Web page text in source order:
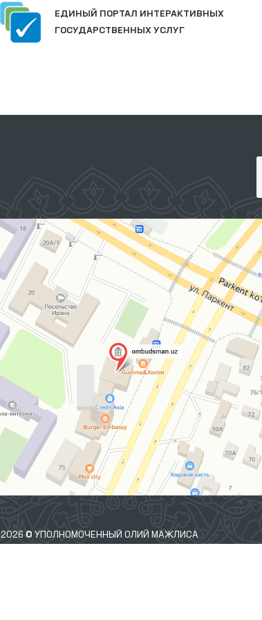
ЕДИНЫЙ ПОРТАЛ ИНТЕРАКТИВНЫХ
ГОСУДАРСТВЕННЫХ УСЛУГ
2026 © УПОЛНОМОЧЕННЫЙ ОЛИЙ МАЖЛИСА